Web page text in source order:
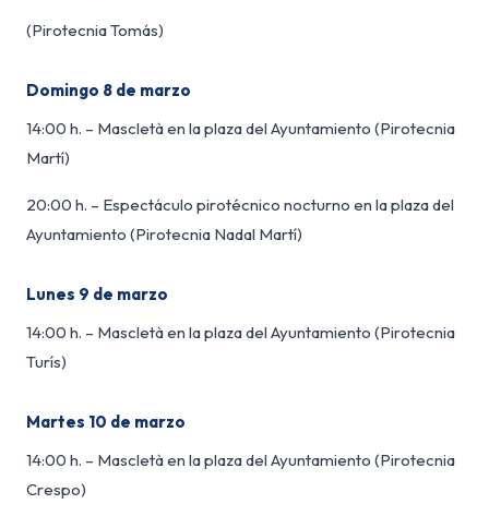
(Pirotecnia Tomás)
Domingo 8 de marzo
14:00 h. – Mascletà en la plaza del Ayuntamiento (Pirotecnia
Martí)
20:00 h. – Espectáculo pirotécnico nocturno en la plaza del
Ayuntamiento (Pirotecnia Nadal Martí)
Lunes 9 de marzo
14:00 h. – Mascletà en la plaza del Ayuntamiento (Pirotecnia
Turís)
Martes 10 de marzo
14:00 h. – Mascletà en la plaza del Ayuntamiento (Pirotecnia
Crespo)